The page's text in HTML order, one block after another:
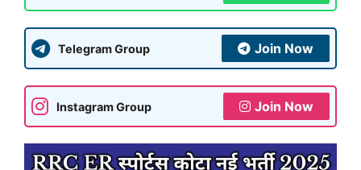
Telegram Group Join Now
Instagram Group Join Now